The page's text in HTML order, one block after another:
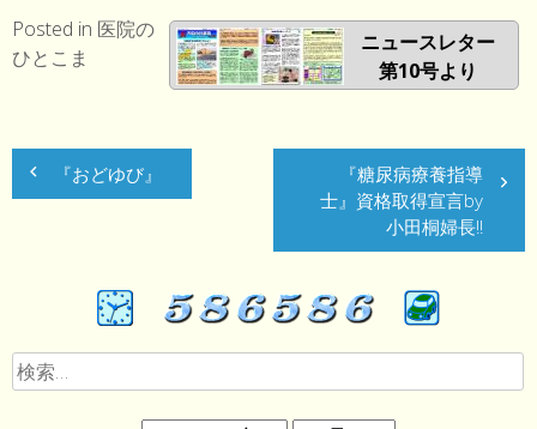
ニュースレター
第10号より
Posted in 医院の
ひとこま
投
稿
ー
シ
『おどゆび』
『糖尿病療養指導
士』資格取得宣言by
小田桐婦長!!
検
索: